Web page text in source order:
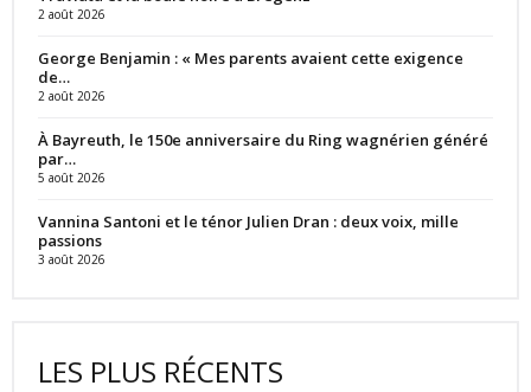
2 août 2026
George Benjamin : « Mes parents avaient cette exigence
de…
2 août 2026
À Bayreuth, le 150e anniversaire du Ring wagnérien généré
par…
5 août 2026
Vannina Santoni et le ténor Julien Dran : deux voix, mille
passions
3 août 2026
LES PLUS RÉCENTS